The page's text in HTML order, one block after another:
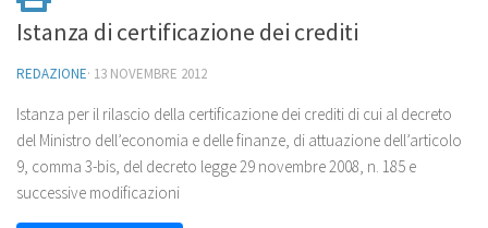
Istanza di certificazione dei crediti
REDAZIONE· 13 NOVEMBRE 2012
Istanza per il rilascio della certificazione dei crediti di cui al decreto
del Ministro dell’economia e delle finanze, di attuazione dell’articolo
9, comma 3-bis, del decreto legge 29 novembre 2008, n. 185 e
successive modificazioni